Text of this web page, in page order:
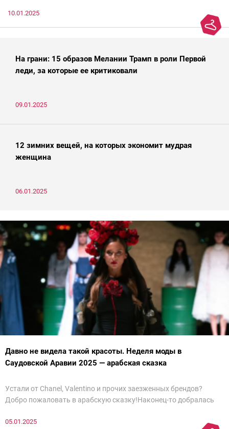
10.01.2025
На грани: 15 образов Мелании Трамп в роли Первой
леди, за которые ее критиковали
09.01.2025
12 зимних вещей, на которых экономит мудрая
женщина
06.01.2025
Давно не видела такой красоты. Неделя моды в
Саудовской Аравии 2025 — арабская сказка
Устали от Chanel, Valentino и прочих заезженных брендов?
Добро пожаловать в арабскую сказку!Наконец-то добралась
все и осталась под глубоким впечатлением. Национальный
05.01.2025